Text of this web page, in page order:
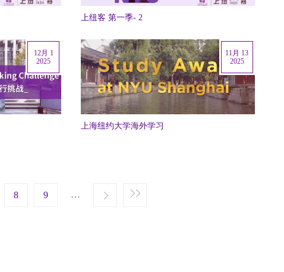
上纽客 第一季- 2
12月 1
2025
上海纽约大学海外学习
11月 13
2025
8 9 …
Next › Last »
Last page